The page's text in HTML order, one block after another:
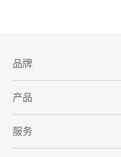
品牌
产品
服务